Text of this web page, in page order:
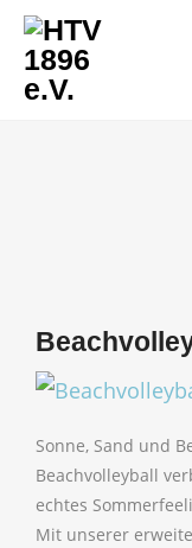
Sonne, Sand und
Beachvolleyball
echtes
Mit unserer